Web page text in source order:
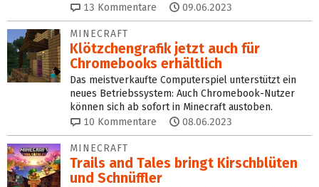
13 Kommentare 09.06.2023
MINECRAFT
Klötzchengrafik jetzt auch für
Chromebooks erhältlich
Das meistverkaufte Computerspiel unterstützt ein
neues Betriebssystem: Auch Chromebook-Nutzer
können sich ab sofort in Minecraft austoben.
10 Kommentare 08.06.2023
MINECRAFT
Trails and Tales bringt Kirschblüten
und Schnüffler